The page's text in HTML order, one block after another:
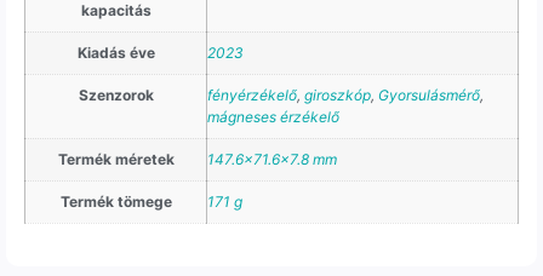
kapacitás
Kiadás éve 2023
Szenzorok fényérzékelő, giroszkóp, Gyorsulásmérő,
mágneses érzékelő
Termék méretek 147.6×71.6×7.8 mm
Termék tömege 171 g